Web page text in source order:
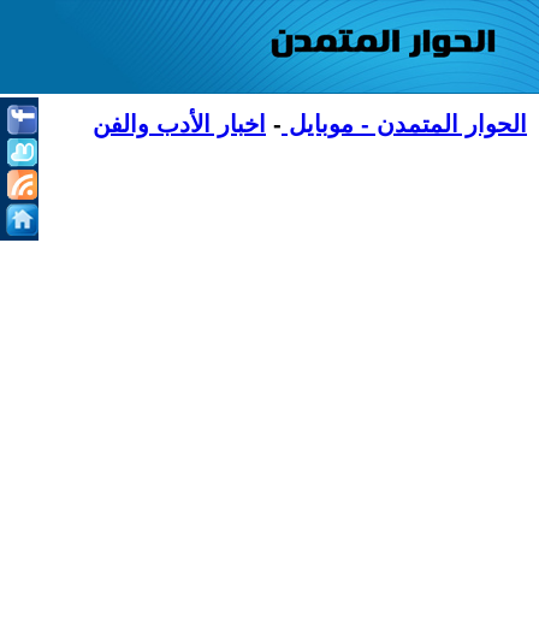
الحوار المتمدن - موبايل - اخبار الأدب والفن